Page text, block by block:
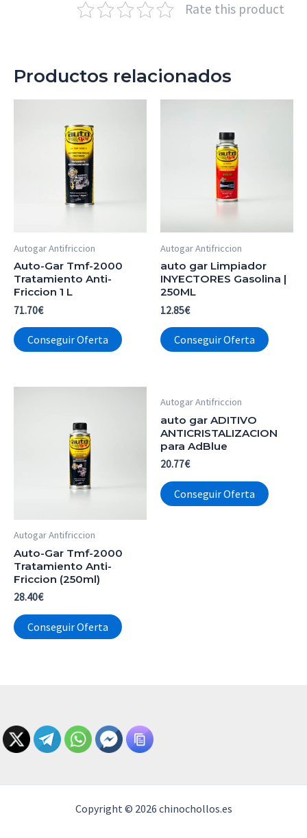
Rate this product
Productos relacionados
Autogar Antifriccion
Auto-Gar Tmf-2000
Tratamiento Anti-
Friccion 1 L
71.70€
Conseguir Oferta
Autogar Antifriccion
auto gar Limpiador
INYECTORES Gasolina |
250ML
12.85€
Conseguir Oferta
Autogar Antifriccion
Auto-Gar Tmf-2000
Tratamiento Anti-
Friccion (250ml)
28.40€
Conseguir Oferta
Autogar Antifriccion
auto gar ADITIVO
ANTICRISTALIZACION
para AdBlue
20.77€
Conseguir Oferta
Copyright © 2026 chinochollos.es